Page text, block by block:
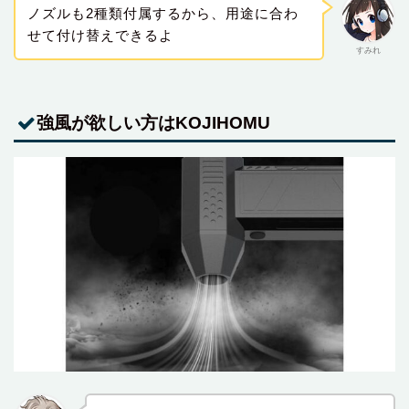
すみれ
ノズルも2種類付属するから、用途に合わ
せて付け替えできるよ
強風が欲しい方はKOJIHOMU